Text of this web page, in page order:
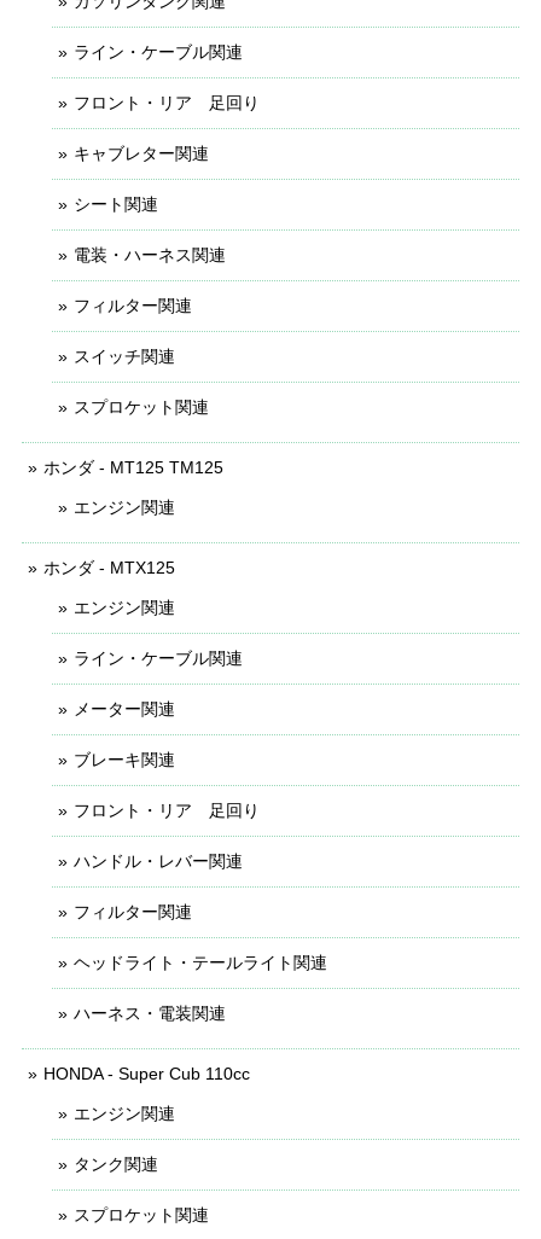
ライン・ケーブル関連
フロント・リア 足回り
キャブレター関連
シート関連
電装・ハーネス関連
フィルター関連
スイッチ関連
スプロケット関連
ホンダ - MT125 TM125
エンジン関連
ホンダ - MTX125
エンジン関連
ライン・ケーブル関連
メーター関連
ブレーキ関連
フロント・リア 足回り
ハンドル・レバー関連
フィルター関連
ヘッドライト・テールライト関連
ハーネス・電装関連
HONDA - Super Cub 110cc
エンジン関連
タンク関連
スプロケット関連